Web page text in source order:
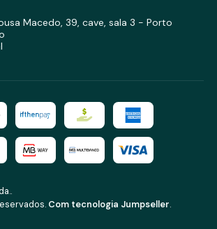
Macedo, 39, cave, sala 3 - Porto
Com tecnologia Jumpseller.